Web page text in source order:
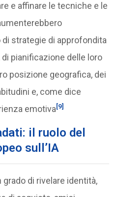
e affinare le tecniche e le
strategie di approfondita
pianificazione delle loro
posizione geografica, dei
e, come dice
emotiva[9]
il ruolo del
sull’IA
di rivelare identità,